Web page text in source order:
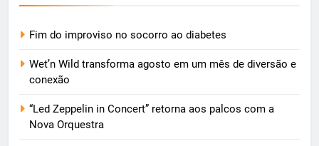
Fim do improviso no socorro ao diabetes
Wet’n Wild transforma agosto em um mês de diversão e
conexão
“Led Zeppelin in Concert” retorna aos palcos com a
Nova Orquestra